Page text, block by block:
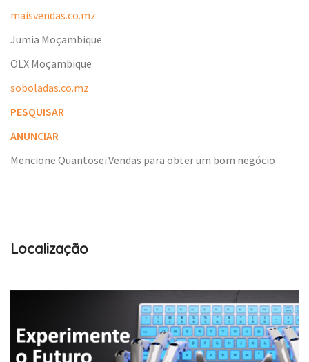
maisvendas.co.mz
Jumia Moçambique
OLX Moçambique
soboladas.co.mz
PESQUISAR
ANUNCIAR
Mencione Quantosei.Vendas para obter um bom negócio
Localização